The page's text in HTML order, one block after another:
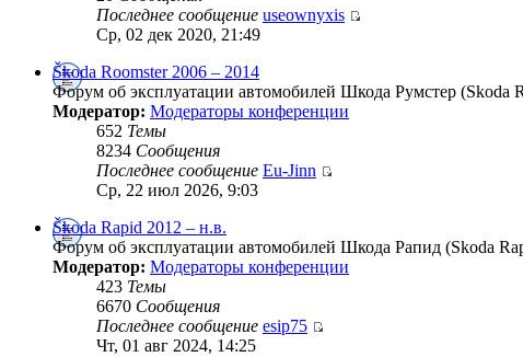
Последнее сообщение useownyxis
Ср, 02 дек 2020, 21:49
Škoda Roomster 2006 – 2014
Форум об эксплуатации автомобилей Шкода Румстер (Skoda
Модератор: Модераторы конференции
652 Темы
8234 Сообщения
Последнее сообщение Eu-Jinn
Ср, 22 июл 2026, 9:03
Škoda Rapid 2012 – н.в.
Форум об эксплуатации автомобилей Шкода Рапид (Skoda
Модератор: Модераторы конференции
423 Темы
6670 Сообщения
Последнее сообщение esip75
Чт, 01 авг 2024, 14:25